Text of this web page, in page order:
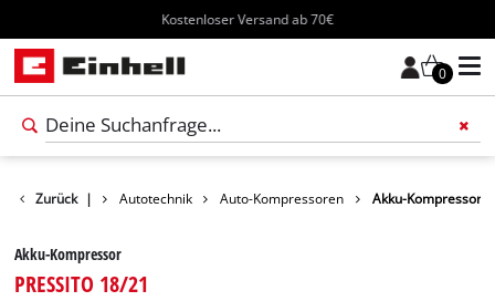
Kostenloser Versand ab 70€
0
Zurück |
Freizeit Autotechnik Auto-Kompressoren Akku-Kompressor
Akku-Kompressor
PRESSITO 18/21